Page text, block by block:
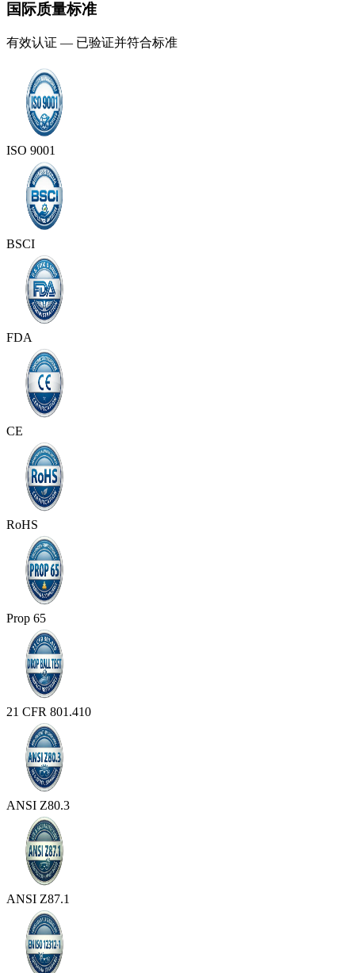
国际质量标准
有效认证 — 已验证并符合标准
ISO 9001
BSCI
FDA
CE
RoHS
Prop 65
21 CFR 801.410
ANSI Z80.3
ANSI Z87.1